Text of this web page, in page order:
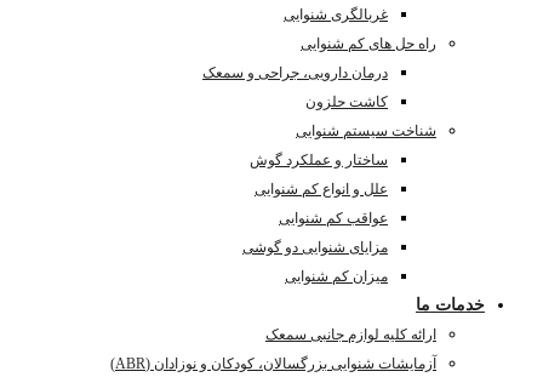
غربالگری شنوایی
راه حل های کم شنوایی
درمان دارویی، جراحی و سمعک
کاشت حلزون
شناخت سیستم شنوایی
ساختار و عملکرد گوش
علل و انواع کم شنوایی
عواقب کم شنوایی
مزایای شنوایی دو گوشی
میزان کم شنوایی
خدمات ما
ارائه کلیه لوازم جانبی سمعک
آزمایشات شنوایی بزرگسالان، کودکان و نوزادان (ABR)